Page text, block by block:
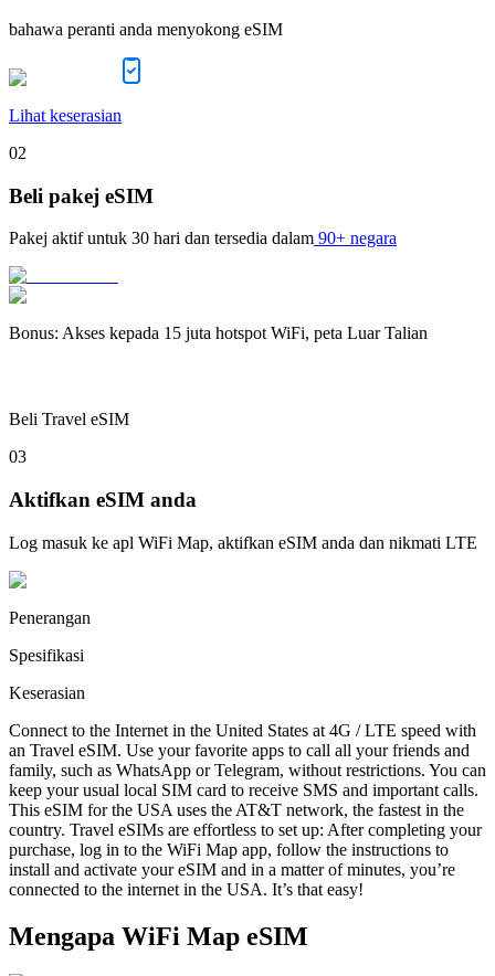
bahawa peranti anda menyokong eSIM
Lihat keserasian
02
Beli pakej eSIM
Pakej aktif untuk 30 hari dan tersedia dalam 90+ negara
Bonus: Akses kepada 15 juta hotspot WiFi, peta Luar Talian
Beli Travel eSIM
03
Aktifkan eSIM anda
Log masuk ke apl WiFi Map, aktifkan eSIM anda dan nikmati LTE
Penerangan
Spesifikasi
Keserasian
Connect to the Internet in the United States at 4G / LTE speed with
an Travel eSIM. Use your favorite apps to call all your friends and
family, such as WhatsApp or Telegram, without restrictions. You can
keep your usual local SIM card to receive SMS and important calls.
This eSIM for the USA uses the AT&T network, the fastest in the
country. Travel eSIMs are effortless to set up: After completing your
purchase, log in to the WiFi Map app, follow the instructions to
install and activate your eSIM and in a matter of minutes, you’re
connected to the internet in the USA. It’s that easy!
Mengapa WiFi Map eSIM